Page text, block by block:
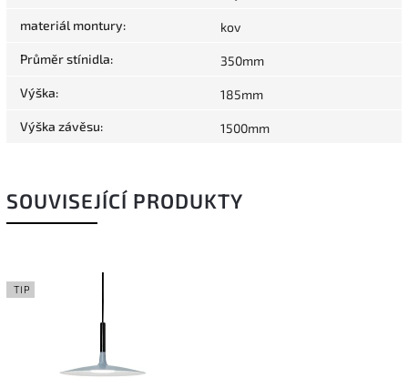
materiál montury: kov
Průměr stínidla: 350mm
Výška: 185mm
Výška závěsu: 1500mm
SOUVISEJÍCÍ PRODUKTY
TIP